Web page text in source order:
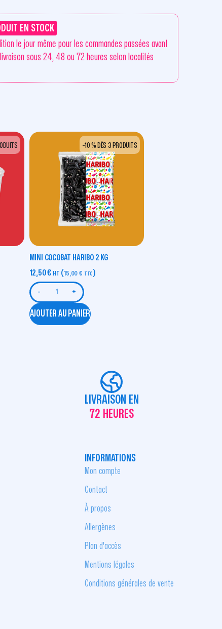
EN STOCK
le jour même pour les commandes passées avant
sous 24, 48 ou 72 heures selon localités
-10 % DÈS 3 PRODUITS
MINI COCOBAT HARIBO 2 KG
12,50€ HT (15,00€ TTC)
- +
AJOUTER AU PANIER
LIVRAISON EN
72 HEURES
INFORMATIONS
Mon compte
Contact
À propos
Allergènes
Plan d'accès
Mentions légales
Conditions générales de vente